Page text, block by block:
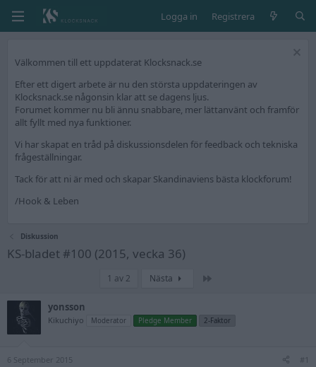
Logga in Registrera
Välkommen till ett uppdaterat Klocksnack.se
Efter ett digert arbete är nu den största uppdateringen av
Klocksnack.se någonsin klar att se dagens ljus.
Forumet kommer nu bli ännu snabbare, mer lättanvänt och framför
allt fyllt med nya funktioner.
Vi har skapat en tråd på diskussionsdelen för feedback och tekniska
frågeställningar.
Tack för att ni är med och skapar Skandinaviens bästa klockforum!
/Hook & Leben
Diskussion
KS-bladet #100 (2015, vecka 36)
1 av 2 Nästa
yonsson
Kikuchiyo Moderator Pledge Member 2-Faktor
6 September 2015 #1